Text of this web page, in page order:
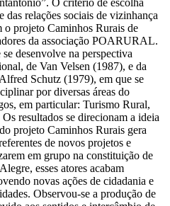
O critério de escolha
das relações sociais de vizinhança
o projeto Caminhos Rurais de
da associação POARURAL.
desenvolve na perspectiva
de Van Velsen (1987), e da
Schutz (1979), em que se
por diversas áreas do
em particular: Turismo Rural,
resultados se direcionam a ideia
projeto Caminhos Rurais gera
de novos projetos e
em grupo na constituição de
esses atores acabam
novas ações de cidadania e
Observou-se a produção de